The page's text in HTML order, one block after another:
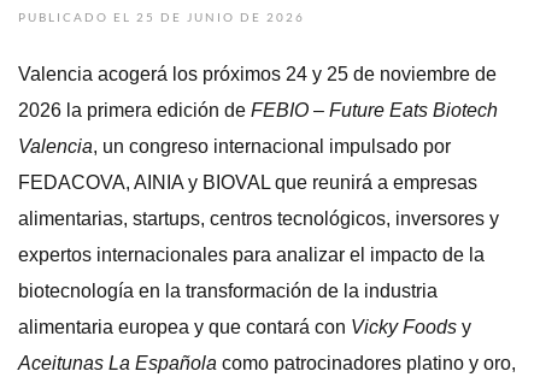
PUBLICADO EL 25 DE JUNIO DE 2026
Valencia acogerá los próximos 24 y 25 de noviembre de
2026 la primera edición de FEBIO – Future Eats Biotech
Valencia, un congreso internacional impulsado por
FEDACOVA, AINIA y BIOVAL que reunirá a empresas
alimentarias, startups, centros tecnológicos, inversores y
expertos internacionales para analizar el impacto de la
biotecnología en la transformación de la industria
alimentaria europea y que contará con Vicky Foods y
Aceitunas La Española como patrocinadores platino y oro,